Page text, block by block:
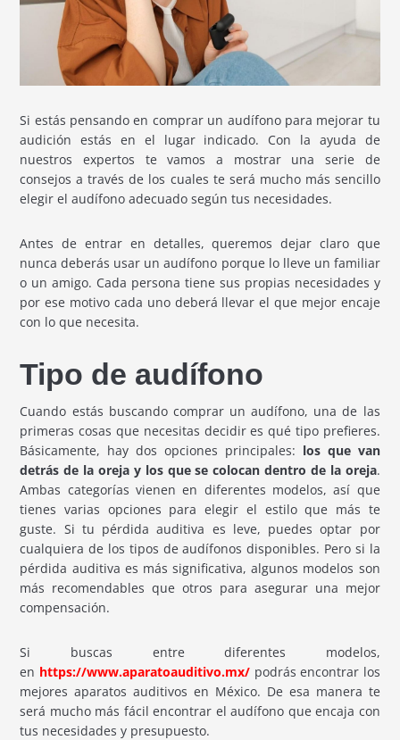
Si estás pensando en comprar un audífono para mejorar tu
audición estás en el lugar indicado. Con la ayuda de
nuestros expertos te vamos a mostrar una serie de
consejos a través de los cuales te será mucho más sencillo
elegir el audífono adecuado según tus necesidades.
Antes de entrar en detalles, queremos dejar claro que
nunca deberás usar un audífono porque lo lleve un familiar
o un amigo. Cada persona tiene sus propias necesidades y
por ese motivo cada uno deberá llevar el que mejor encaje
con lo que necesita.
Tipo de audífono
Cuando estás buscando comprar un audífono, una de las
primeras cosas que necesitas decidir es qué tipo prefieres.
Básicamente, hay dos opciones principales: los que van
detrás de la oreja y los que se colocan dentro de la oreja.
Ambas categorías vienen en diferentes modelos, así que
tienes varias opciones para elegir el estilo que más te
guste. Si tu pérdida auditiva es leve, puedes optar por
cualquiera de los tipos de audífonos disponibles. Pero si la
pérdida auditiva es más significativa, algunos modelos son
más recomendables que otros para asegurar una mejor
compensación.
Si buscas entre diferentes modelos,
en https://www.aparatoauditivo.mx/podrás encontrar los
mejores aparatos auditivos en México. De esa manera te
será mucho más fácil encontrar el audífono que encaja con
tus necesidades y presupuesto.